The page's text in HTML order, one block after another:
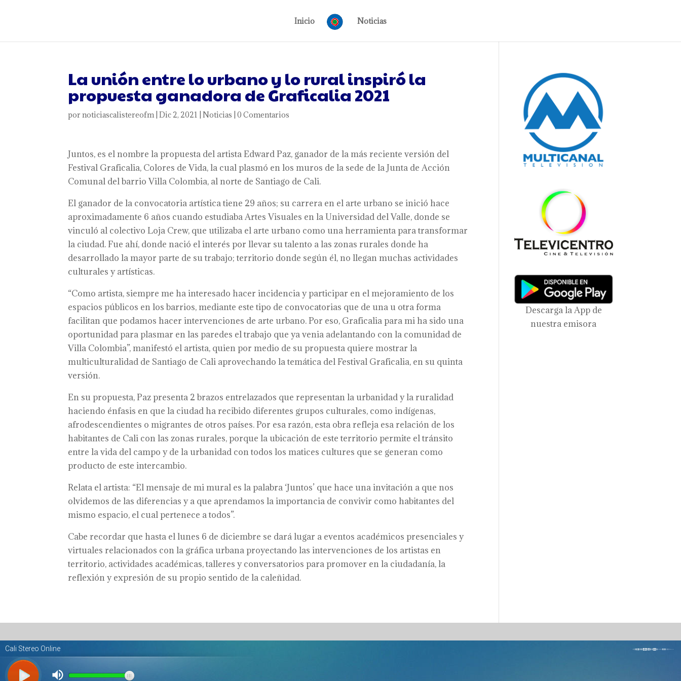
Inicio Noticias
La unión entre lo urbano y lo rural inspiró la
propuesta ganadora de Graficalia 2021
pornoticiascalistereofm|Dic 2, 2021 |Noticias |0 Comentarios
Juntos, es el nombre la propuesta del artista Edward Paz, ganador de la más reciente versión del
Festival Graficalia, Colores de Vida, la cual plasmó en los muros de la sede de la Junta de Acción
Comunal del barrio Villa Colombia, al norte de Santiago de Cali.
El ganador de la convocatoria artística tiene 29 años; su carrera en el arte urbano se inició hace
aproximadamente 6 años cuando estudiaba Artes Visuales en la Universidad del Valle, donde se
vinculó al colectivo Loja Crew, que utilizaba el arte urbano como una herramienta para transformar
la ciudad. Fue ahí, donde nació el interés por llevar su talento a las zonas rurales donde ha
desarrollado la mayor parte de su trabajo; territorio donde según él, no llegan muchas actividades
culturales y artísticas.
“Como artista, siempre me ha interesado hacer incidencia y participar en el mejoramiento de los
espacios públicos en los barrios, mediante este tipo de convocatorias que de una u otra forma
facilitan que podamos hacer intervenciones de arte urbano. Por eso, Graficalia para mi ha sido una
oportunidad para plasmar en las paredes el trabajo que ya venia adelantando con la comunidad de
Villa Colombia”, manifestó el artista, quien por medio de su propuesta quiere mostrar la
multiculturalidad de Santiago de Cali aprovechando la temática del Festival Graficalia, en su quinta
versión.
En su propuesta, Paz presenta 2 brazos entrelazados que representan la urbanidad y la ruralidad
haciendo énfasis en que la ciudad ha recibido diferentes grupos culturales, como indígenas,
afrodescendientes o migrantes de otros países. Por esa razón, esta obra refleja esa relación de los
habitantes de Cali con las zonas rurales, porque la ubicación de este territorio permite el tránsito
entre la vida del campo y de la urbanidad con todos los matices cultures que se generan como
producto de este intercambio.
Relata el artista: “El mensaje de mi mural es la palabra ‘Juntos’ que hace una invitación a que nos
olvidemos de las diferencias y a que aprendamos la importancia de convivir como habitantes del
mismo espacio, el cual pertenece a todos”.
Cabe recordar que hasta el lunes 6 de diciembre se dará lugar a eventos académicos presenciales y
virtuales relacionados con la gráfica urbana proyectando las intervenciones de los artistas en
territorio, actividades académicas, talleres y conversatorios para promover en la ciudadanía, la
reflexión y expresión de su propio sentido de la caleñidad.
Descarga la App de
nuestra emisora